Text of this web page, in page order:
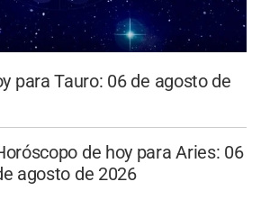
para Tauro: 06 de agosto de
de hoy para Aries: 06
agosto de 2026